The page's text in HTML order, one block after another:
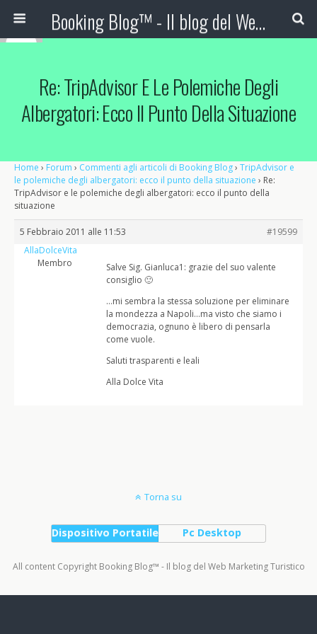
Booking Blog™ - Il blog del Web Marketing Turistico
Re: TripAdvisor E Le Polemiche Degli
Albergatori: Ecco Il Punto Della Situazione
Home › Forum › Commenti agli articoli di Booking Blog› TripAdvisor e
le polemiche degli albergatori: ecco il punto della situazione › Re:
TripAdvisor e le polemiche degli albergatori: ecco il punto della
situazione
5 Febbraio 2011 alle 11:53
#19599
AllaDolceVita
Membro
Salve Sig. Gianluca1: grazie del suo valente
consiglio 🙂
…mi sembra la stessa soluzione per eliminare
la mondezza a Napoli…ma visto che siamo i
democrazia, ognuno è libero di pensarla
come vuole.
Saluti trasparenti e leali
Alla Dolce Vita
Torna su
Dispositivo Portatile Pc Desktop
All content Copyright Booking Blog™ - Il blog del Web Marketing Turistico